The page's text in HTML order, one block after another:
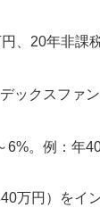
、20年非課
ックスファ
6%。例：年
万円）をイ